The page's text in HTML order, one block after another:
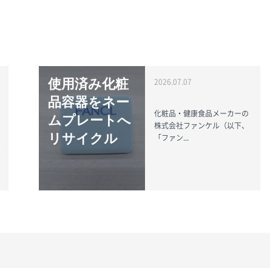
使用済み化粧
品容器をネー
ムプレートへ
リサイクル
2026.07.07
化粧品・健康食品メーカーの
株式会社ファンケル（以下、
「ファン...